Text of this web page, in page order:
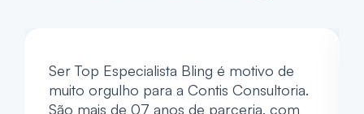
Ser Top Especialista Bling é motivo de
muito orgulho para a Contis Consultoria.
São mais de 07 anos de parceria, com